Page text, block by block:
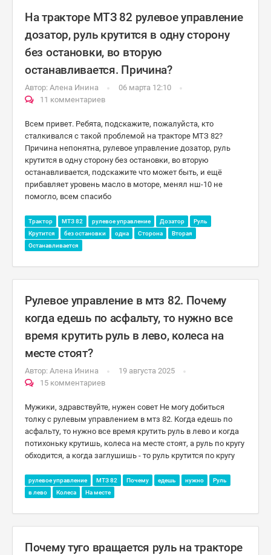
На тракторе МТЗ 82 рулевое управление
дозатор, руль крутится в одну сторону
без остановки, во вторую
останавливается. Причина?
Автор: Алена Инина
06 марта 12:10
11 комментариев
Всем привет. Ребята, подскажите, пожалуйста, кто
сталкивался с такой проблемой на тракторе МТЗ 82?
Причина непонятна, рулевое управление дозатор, руль
крутится в одну сторону без остановки, во вторую
останавливается, подскажите что может быть, и ещё
прибавляет уровень масло в моторе, менял нш-10 не
помогло, всем спасибо
Трактор МТЗ 82 рулевое управление Дозатор
Руль
Крутится
без остановки одна Сторона
Вторая
Останавливается
Рулевое управление в мтз 82. Почему
когда едешь по асфальту, то нужно все
время крутить руль в лево, колеса на
месте стоят?
Автор: Алена Инина
19 августа 2025
15 комментариев
Мужики, здравствуйте, нужен совет Не могу добиться
толку с рулевым управлением в мтз 82. Когда едешь по
асфальту, то нужно все время крутить руль в лево и когда
потихоньку крутишь, колеса на месте стоят, а руль по кругу
обходится, а когда заглушишь - то руль крутится по кругу
рулевое управление МТЗ 82 Почему едешь нужно
Руль
в лево
Колеса На месте
Почему туго вращается руль на тракторе